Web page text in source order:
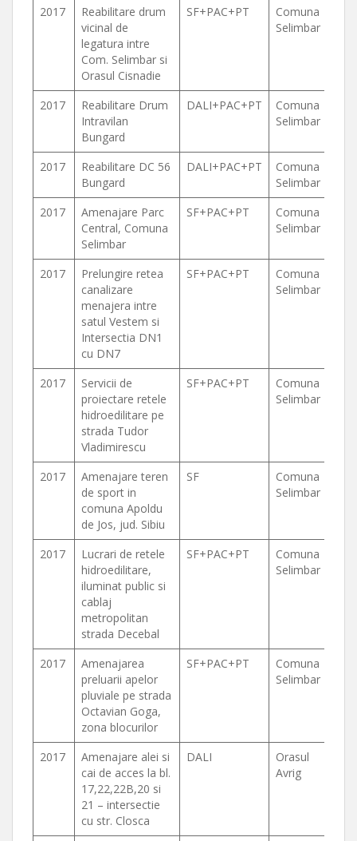
2017
Reabilitare drum
vicinal de
legatura intre
Com. Selimbar si
Orasul Cisnadie
SF+PAC+PT
Comuna
Selimbar
2017
Reabilitare Drum
Intravilan
Bungard
DALI+PAC+PT
Comuna
Selimbar
2017
Reabilitare DC 56
Bungard
DALI+PAC+PT
Comuna
Selimbar
2017
Amenajare Parc
Central, Comuna
Selimbar
SF+PAC+PT
Comuna
Selimbar
2017
Prelungire retea
canalizare
menajera intre
satul Vestem si
Intersectia DN1
cu DN7
SF+PAC+PT
Comuna
Selimbar
2017
Servicii de
proiectare retele
hidroedilitare pe
strada Tudor
Vladimirescu
SF+PAC+PT
Comuna
Selimbar
2017
Amenajare teren
de sport in
comuna Apoldu
de Jos, jud. Sibiu
SF
Comuna
Selimbar
2017
Lucrari de retele
hidroedilitare,
iluminat public si
cablaj
metropolitan
strada Decebal
SF+PAC+PT
Comuna
Selimbar
2017
Amenajarea
preluarii apelor
pluviale pe strada
Octavian Goga,
zona blocurilor
SF+PAC+PT
Comuna
Selimbar
2017
Amenajare alei si
cai de acces la bl.
17,22,22B,20 si
21 – intersectie
cu str. Closca
DALI
Orasul
Avrig